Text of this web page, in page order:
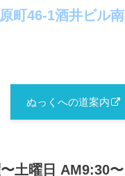
町46-1酒井ビル南
ぬっくへの道案内
土曜日 AM9:30〜